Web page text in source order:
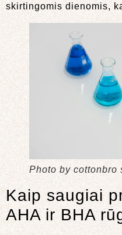
skirtingomis dienomis,
Photo by cottonbro
Kaip saugiai
AHA ir BHA